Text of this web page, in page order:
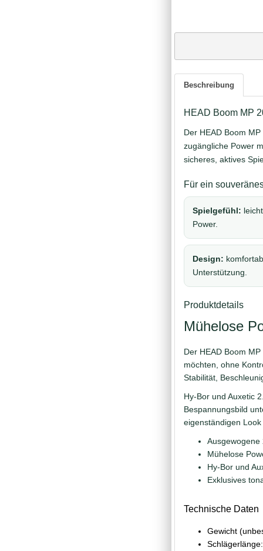
Beschreibung
HEAD Boom MP
Der HEAD Boom
zugängliche Power
sicheres, aktives
Für ein
Spielgefühl:
Power.
Design:
Unterstützung.
Produktdetails
Mühelose
Der HEAD Boom
möchten, ohne
Stabilität,
Hy-Bor und Auxetic
Bespannungsbild
eigenständigen Look
Ausgewogene
Mühelose
Hy-Bor und
Exklusives
Technische Daten
Gewicht